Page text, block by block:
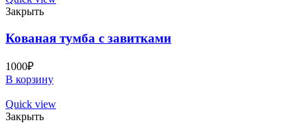
Закрыть
Кованая тумба с завитками
1000₽
В корзину
Quick view
Закрыть